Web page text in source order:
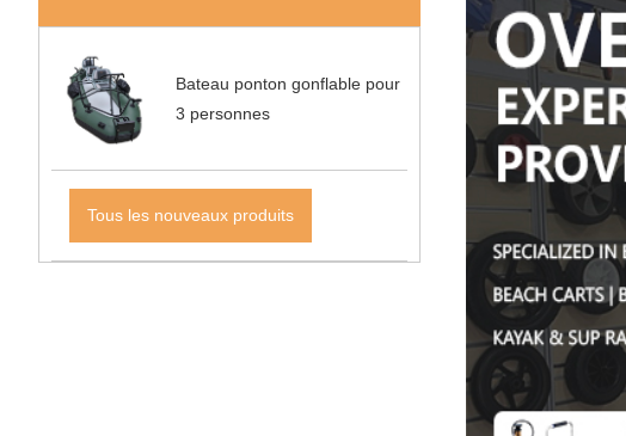
Bateau ponton gonflable pour
3 personnes
Tous les nouveaux produits